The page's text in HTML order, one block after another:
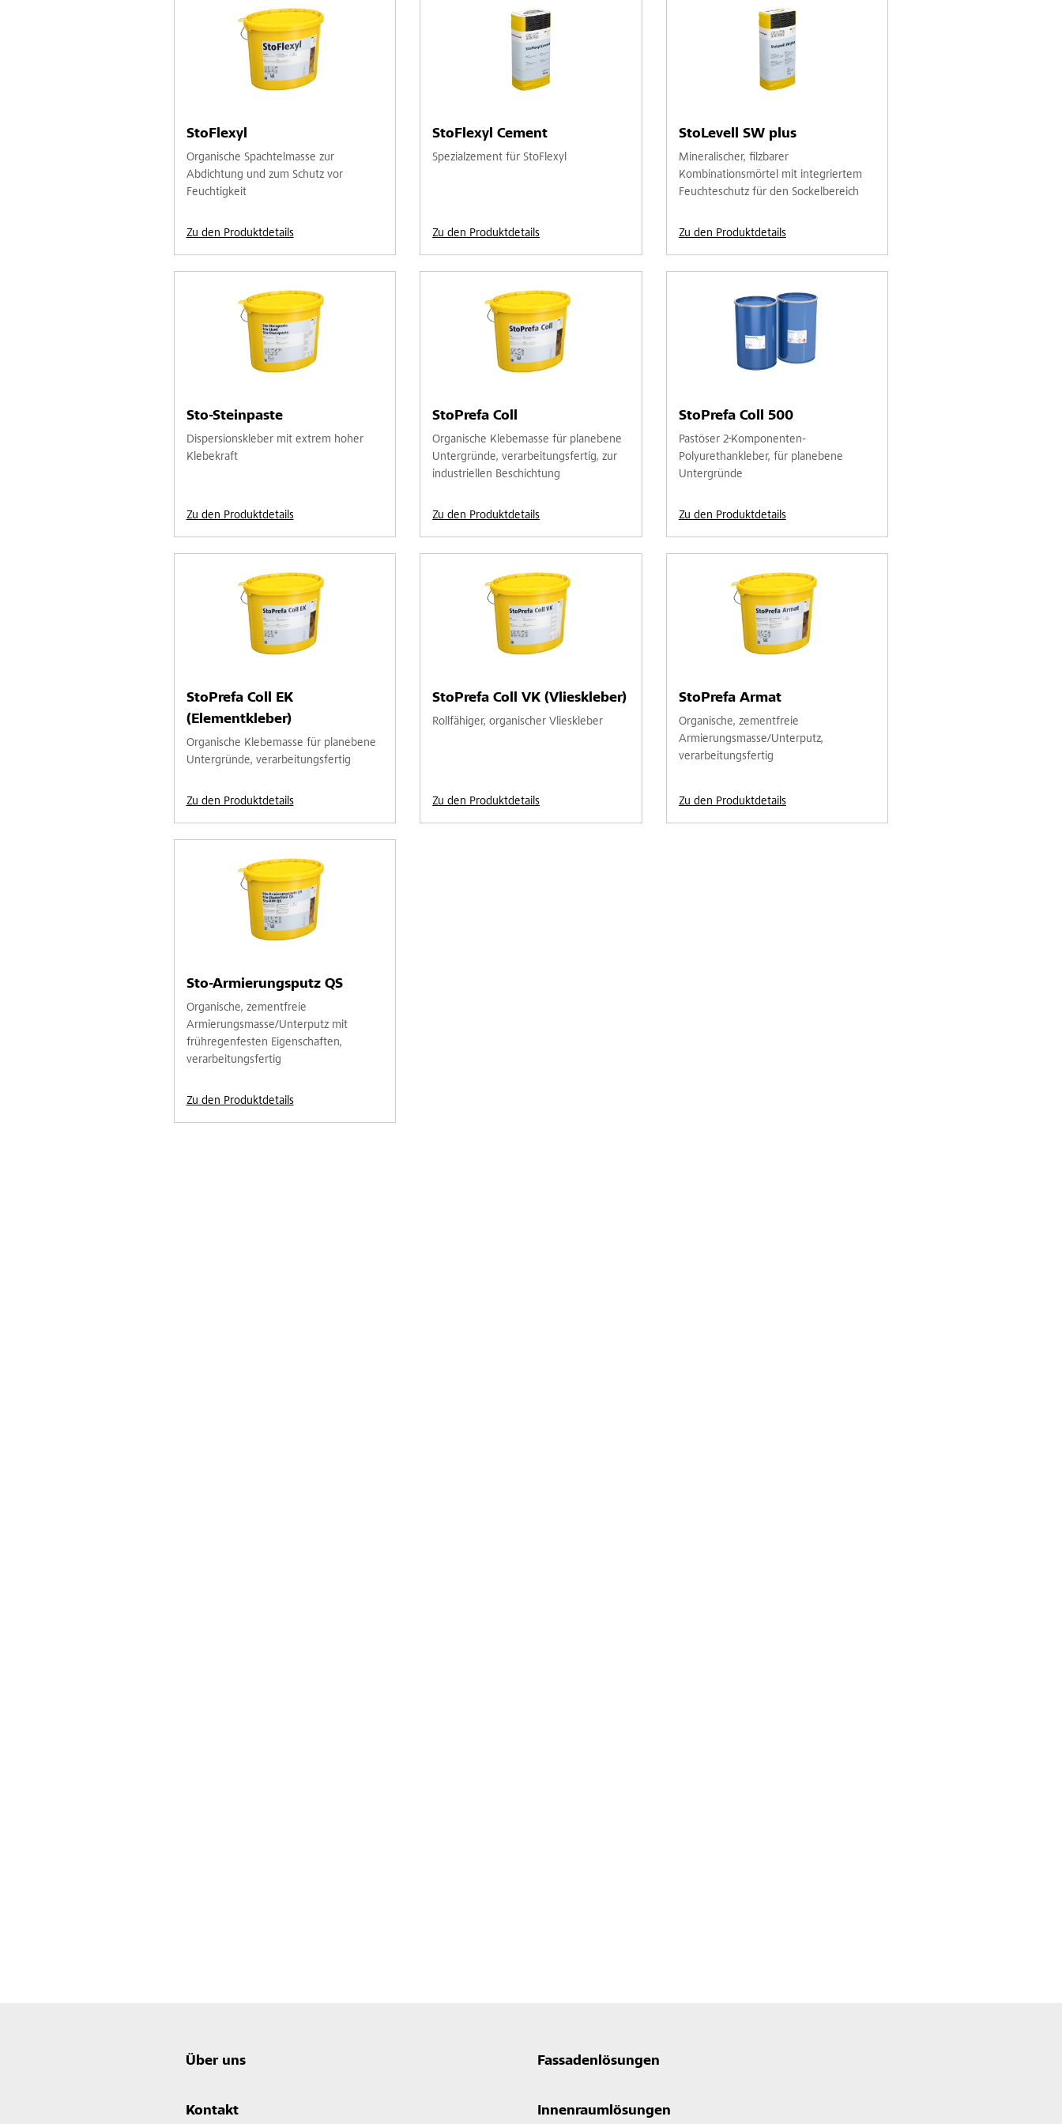
StoFlexyl
Organische Spachtelmasse zur
Abdichtung und zum Schutz vor
Feuchtigkeit
Zu den Produktdetails
StoFlexyl Cement
Spezialzement für StoFlexyl
Zu den Produktdetails
StoLevell SW plus
Mineralischer, filzbarer
Kombinationsmörtel mit integriertem
Feuchteschutz für den Sockelbereich
Zu den Produktdetails
Sto-Steinpaste
Dispersionskleber mit extrem hoher
Klebekraft
Zu den Produktdetails
StoPrefa Coll
Organische Klebemasse für planebene
Untergründe, verarbeitungsfertig, zur
industriellen Beschichtung
Zu den Produktdetails
StoPrefa Coll 500
Pastöser 2-Komponenten-
Polyurethankleber, für planebene
Untergründe
Zu den Produktdetails
StoPrefa Coll EK
(Elementkleber)
Organische Klebemasse für planebene
Untergründe, verarbeitungsfertig
Zu den Produktdetails
StoPrefa Coll VK (Vlieskleber)
Rollfähiger, organischer Vlieskleber
Zu den Produktdetails
StoPrefa Armat
Organische, zementfreie
Armierungsmasse/Unterputz,
verarbeitungsfertig
Zu den Produktdetails
Sto-Armierungsputz QS
Organische, zementfreie
Armierungsmasse/Unterputz mit
frühregenfesten Eigenschaften,
verarbeitungsfertig
Zu den Produktdetails
Über uns Fassadenlösungen
Kontakt Innenraumlösungen